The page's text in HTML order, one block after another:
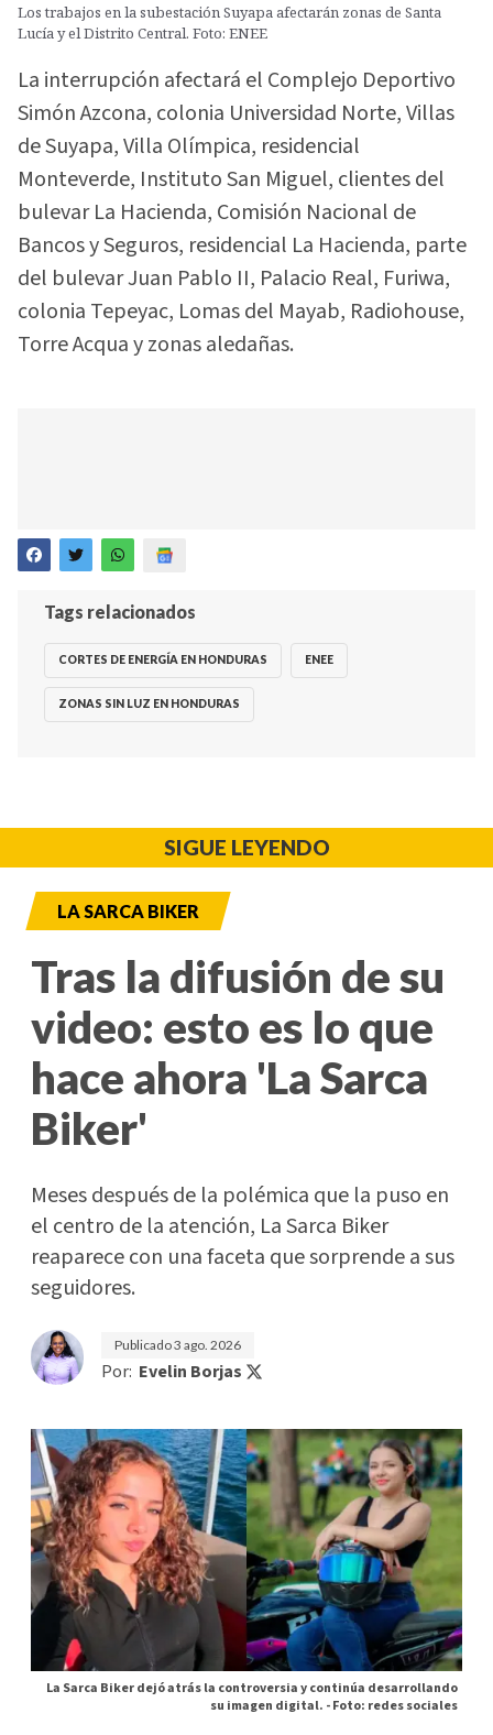
Los trabajos en la subestación Suyapa afectarán zonas de Santa
Lucía y el Distrito Central. Foto: ENEE
La interrupción afectará el Complejo Deportivo
Simón Azcona, colonia Universidad Norte, Villas
de Suyapa, Villa Olímpica, residencial
Monteverde, Instituto San Miguel, clientes del
bulevar La Hacienda, Comisión Nacional de
Bancos y Seguros, residencial La Hacienda, parte
del bulevar Juan Pablo II, Palacio Real, Furiwa,
colonia Tepeyac, Lomas del Mayab, Radiohouse,
Torre Acqua y zonas aledañas.
Tags relacionados
CORTES DE ENERGÍA EN HONDURAS ENEE
ZONAS SIN LUZ EN HONDURAS
SIGUE LEYENDO
LA SARCA BIKER
Tras la difusión de su
video: esto es lo que
hace ahora 'La Sarca
Biker'
Meses después de la polémica que la puso en
el centro de la atención, La Sarca Biker
reaparece con una faceta que sorprende a sus
seguidores.
Publicado3 ago. 2026
Por: Evelin Borjas
La Sarca Biker dejó atrás la controversia y continúa desarrollando
su imagen digital. -Foto: redes sociales